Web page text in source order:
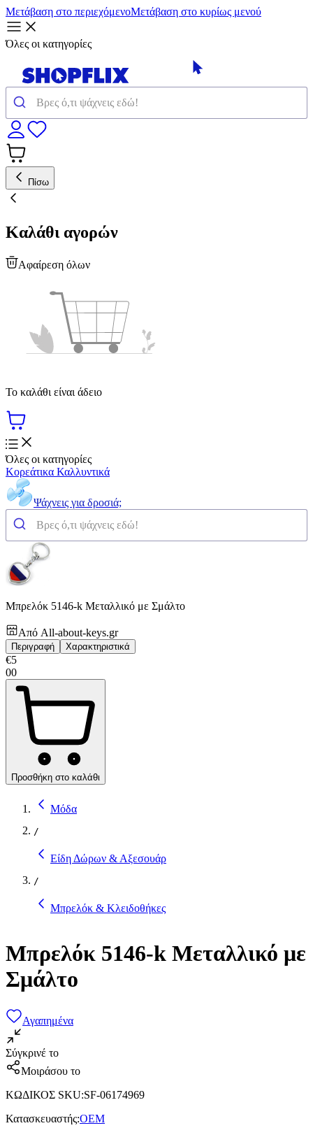
Μετάβαση στο περιεχόμενοΜετάβαση στο κυρίως μενού
Όλες οι κατηγορίες
Πίσω
Καλάθι αγορών
Αφαίρεση όλων
Το καλάθι είναι άδειο
Όλες οι κατηγορίες
Κορεάτικα Καλλυντικά
Ψάχνεις για δροσιά;
Μπρελόκ 5146-k Μεταλλικό με Σμάλτο
Από All-about-keys.gr
Περιγραφή Χαρακτηριστικά
€5
00
Προσθήκη στο καλάθι
Μόδα
/
Είδη Δώρων & Αξεσουάρ
/
Μπρελόκ & Κλειδοθήκες
Μπρελόκ 5146-k Μεταλλικό με
Σμάλτο
Αγαπημένα
Σύγκρινέ το
Μοιράσου το
ΚΩΔΙΚΟΣ SKU:SF-06174969
Κατασκευαστής:OEM